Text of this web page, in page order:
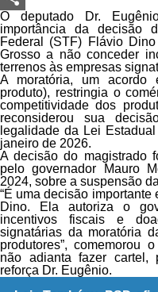
Share
O deputado Dr.
importância da decisão
Federal (STF) Flávio
Grosso a não conceder
terrenos às empresas
A moratória, um acordo
produto), restringia o
competitividade dos
reconsiderou sua
legalidade da Lei
janeiro de 2026.
A decisão do magistrado
pelo governador Mauro
2024, sobre a suspensão
“É uma decisão
Dino. Ela autoriza o
incentivos fiscais e
signatárias da moratória
produtores”, comemorou
não adianta fazer cartel,
reforça Dr. Eugênio.